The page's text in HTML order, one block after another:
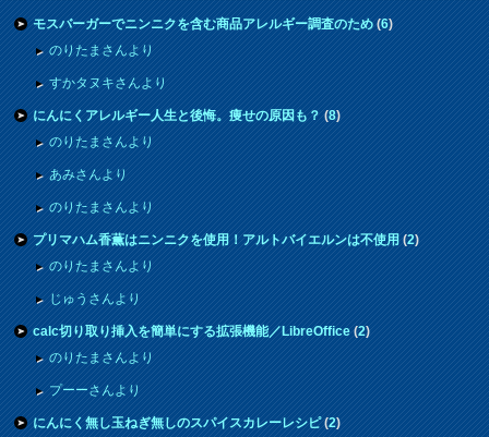
モスバーガーでニンニクを含む商品アレルギー調査のため(6)
のりたまさんより
すかタヌキさんより
にんにくアレルギー人生と後悔。痩せの原因も？(8)
のりたまさんより
あみさんより
のりたまさんより
プリマハム香薫はニンニクを使用！アルトバイエルンは不使用(2)
のりたまさんより
じゅうさんより
calc切り取り挿入を簡単にする拡張機能／LibreOffice(2)
のりたまさんより
プーーさんより
にんにく無し玉ねぎ無しのスパイスカレーレシピ(2)